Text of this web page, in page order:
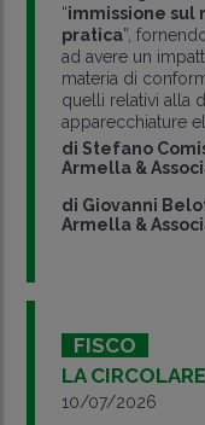
“immissione sul
pratica”,
ad avere un
materia di
quelli relativi alla
apparecchiature
di Stefano
Armella &
di Giovanni
Armella &
FISCO
LA
10/07/2026